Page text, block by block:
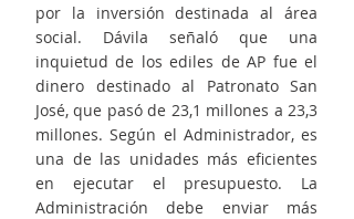
por la inversión destinada al área
social. Dávila señaló que una
inquietud de los ediles de AP fue el
dinero destinado al Patronato San
José, que pasó de 23,1 millones a 23,3
millones. Según el Administrador, es
una de las unidades más eficientes
en ejecutar el presupuesto. La
Administración debe enviar más